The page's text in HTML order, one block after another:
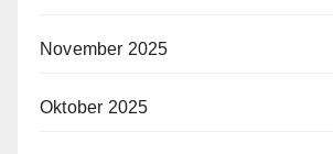
November 2025
Oktober 2025